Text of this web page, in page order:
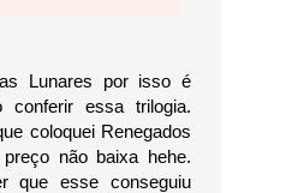
Lunares por isso é
conferir essa trilogia.
coloquei Renegados
não baixa hehe.
que esse conseguiu